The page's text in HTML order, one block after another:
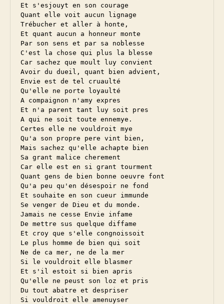
Et s'esjouyt en son courage
Quant elle voit aucun lignage
Trébucher et aller à honte,
Et quant aucun a honneur monte
Par son sens et par sa noblesse
C'est la chose qui plus la blesse
Car sachez que moult luy convient
Avoir du dueil, quant bien advient,
Envie est de tel cruaulté
Qu'elle ne porte loyaulté
A compaignon n'amy expres
Et n'a parent tant luy soit pres
A qui ne soit toute ennemye.
Certes elle ne vouldroit mye
Qu'a son propre pere vint bien,
Mais sachez qu'elle achapte bien
Sa grant malice cherement
Car elle est en si grant tourment
Quant gens de bien bonne oeuvre font
Qu'a peu qu'en désespoir ne fond
Et souhaite en son cueur immunde
Se venger de Dieu et du monde.
Jamais ne cesse Envie infame
De mettre sus quelque diffame
Et croy que s'elle congnoissoit
Le plus homme de bien qui soit
Ne de ca mer, ne de la mer
Si le vouldroit elle blasmer
Et s'il estoit si bien apris
Qu'elle ne peust son loz et pris
Du tout abatre et despriser
Si vouldroit elle amenuyser